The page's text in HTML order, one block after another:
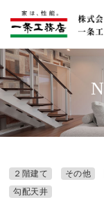
２階建て その他
勾配天井